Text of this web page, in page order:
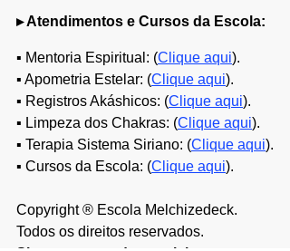
▸ Atendimentos e Cursos da Escola:​​​​
▪ Mentoria Espiritual: (Clique aqui).
▪ Apometria Estelar: (Clique aqui).
▪ Registros Akáshicos: (Clique aqui).
▪ Limpeza dos Chakras: (Clique aqui).
▪ Terapia Sistema Siriano: (Clique aqui).
▪ Cursos da Escola: (Clique aqui).
Copyright ® Escola Melchizedeck.
Todos os direitos reservados.